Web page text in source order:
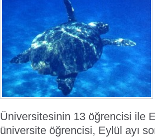
Üniversitesinin 13 öğrencisi ile
üniversite öğrencisi, Eylül ayı